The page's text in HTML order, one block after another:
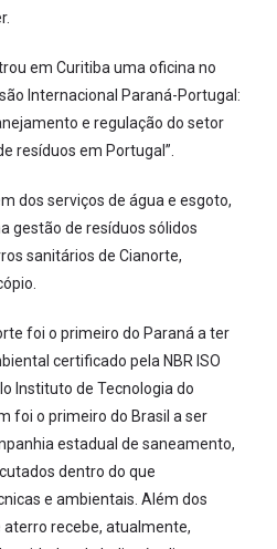
em Curitiba uma oficina no
Internacional Paraná-Portugal:
e regulação do setor
resíduos em Portugal”.
dos serviços de água e esgoto,
gestão de resíduos sólidos
sanitários de Cianorte,
foi o primeiro do Paraná a ter
certificado pela NBR ISO
Instituto de Tecnologia do
foi o primeiro do Brasil a ser
estadual de saneamento,
dentro do que
e ambientais. Além dos
aterro recebe, atualmente,